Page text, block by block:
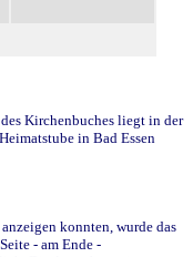
Kirchenbuches liegt in der
in Bad Essen
konnten, wurde das
- am Ende -